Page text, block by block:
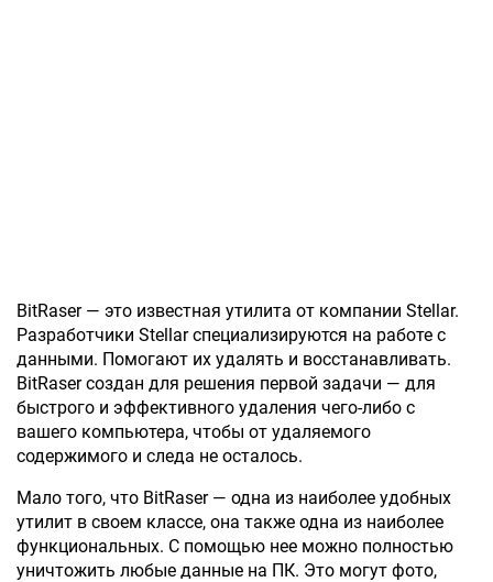
BitRaser — это известная утилита от компании Stellar.
Разработчики Stellar специализируются на работе с
данными. Помогают их удалять и восстанавливать.
BitRaser создан для решения первой задачи — для
быстрого и эффективного удаления чего-либо с
вашего компьютера, чтобы от удаляемого
содержимого и следа не осталось.
Мало того, что BitRaser — одна из наиболее удобных
утилит в своем классе, она также одна из наиболее
функциональных. С помощью нее можно полностью
уничтожить любые данные на ПК. Это могут фото,